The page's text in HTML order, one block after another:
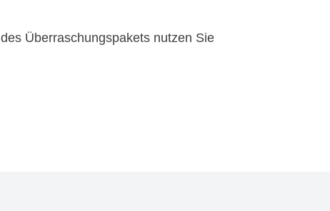
Überraschungspakets nutzen Sie